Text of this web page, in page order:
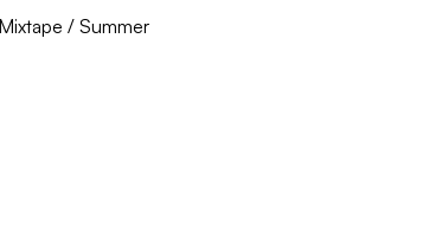
Mixtape / Summer